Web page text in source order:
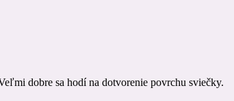
dobre sa hodí na dotvorenie povrchu sviečky.